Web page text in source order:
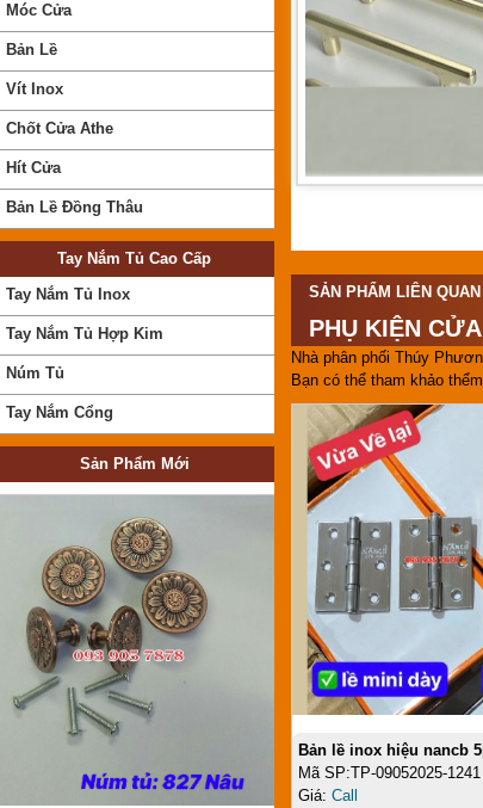
SẢN PHẨM LIÊN QUAN
PHỤ KIỆN CỬA
Nhà phân phối Thúy
Bạn có thể tham khảo
Bản lề inox hiệu nancb
Mã SP:TP-09052025-1241
Giá: Call
Móc Cửa
Bản Lề
Vít Inox
Chốt Cửa Athe
Hít Cửa
Bản Lề Đồng Thâu
Tay Nắm Tủ Cao Cấp
Tay Nắm Tủ Inox
Tay Nắm Tủ Hợp Kim
Núm Tủ
Tay Nắm Cổng
Sản Phẩm Mới
Mã SP:TP601DO
Giá:Call